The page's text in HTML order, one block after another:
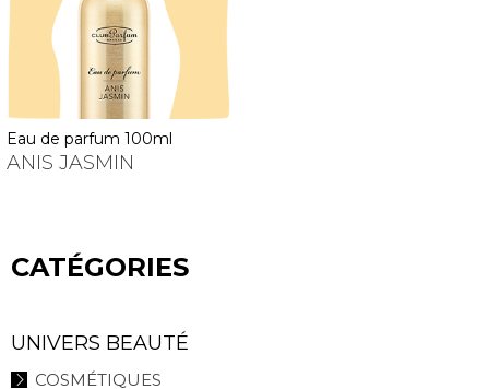
eau de parfum 100ml
ANIS JASMIN
CATÉGORIES
UNIVERS BEAUTÉ
COSMÉTIQUES